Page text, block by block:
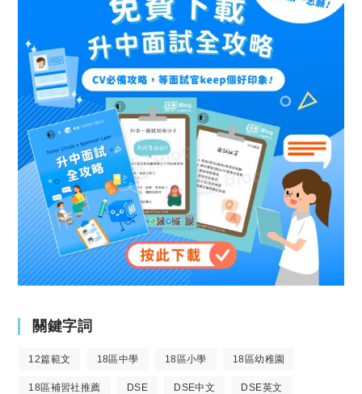
關鍵字詞
12篇範文 18區中學 18區小學 18區幼稚園
18區補習社推薦 DSE DSE中文 DSE英文